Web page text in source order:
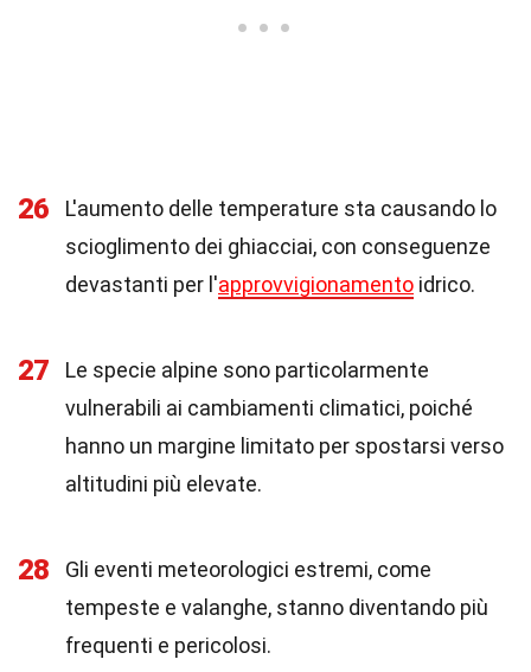
26
L'aumento delle temperature sta causando lo
scioglimento dei ghiacciai, con conseguenze
devastanti per l'approvvigionamento idrico.
27
Le specie alpine sono particolarmente
vulnerabili ai cambiamenti climatici, poiché
hanno un margine limitato per spostarsi verso
altitudini più elevate.
28
Gli eventi meteorologici estremi, come
tempeste e valanghe, stanno diventando più
frequenti e pericolosi.